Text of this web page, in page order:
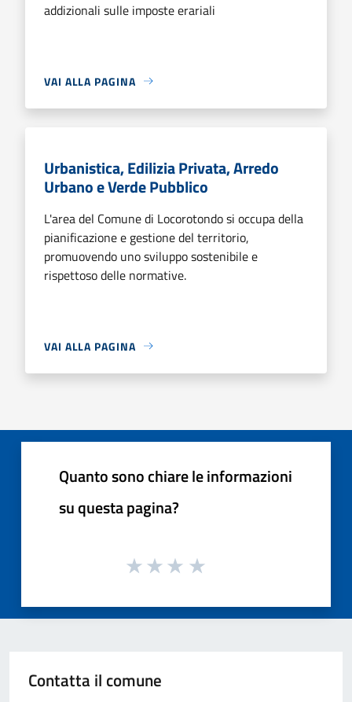
addizionali sulle imposte erariali
VAI ALLA PAGINA
Urbanistica, Edilizia Privata, Arredo
Urbano e Verde Pubblico
L'area del Comune di Locorotondo si occupa della
pianificazione e gestione del territorio,
promuovendo uno sviluppo sostenibile e
rispettoso delle normative.
VAI ALLA PAGINA
Quanto sono chiare le informazioni
su questa pagina?
Contatta il comune